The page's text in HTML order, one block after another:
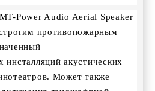
Power Audio Aerial Speaker
противопожарным
инсталляций акустических
Может также